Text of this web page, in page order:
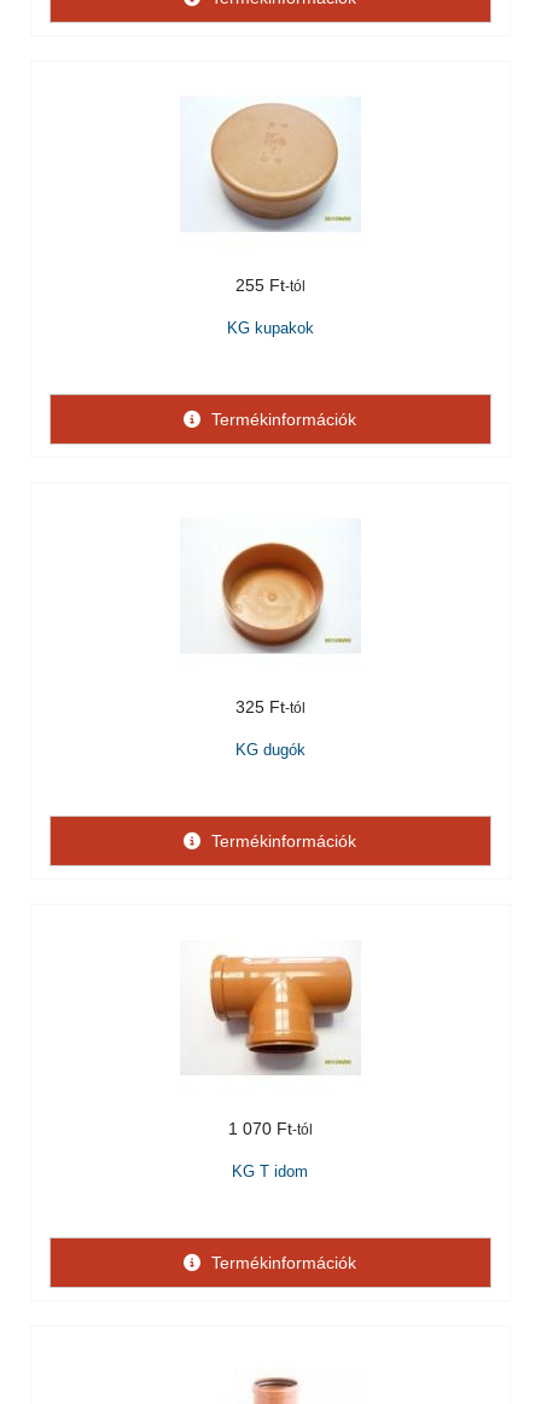
255 Ft
KG kupakok
Termékinformációk
325 Ft
KG dugók
Termékinformációk
1 070 Ft
KG T idom
Termékinformációk